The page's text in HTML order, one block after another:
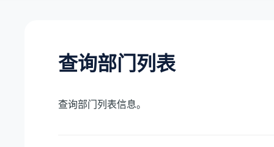
查询部门列表
查询部门列表信息。